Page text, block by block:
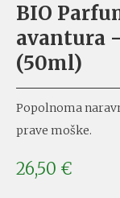
BIO
avantura
(50ml)
Popolnoma
prave moške.
26,50 €